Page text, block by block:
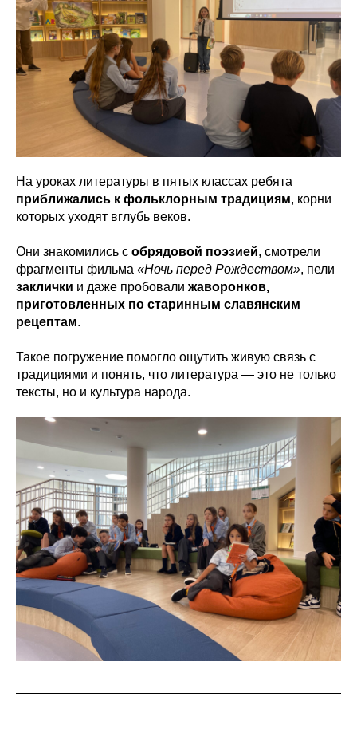
На уроках литературы в пятых классах ребята
приближались к фольклорным традициям, корни
которых уходят вглубь веков.
Они знакомились с обрядовой поэзией, смотрели
фрагменты фильма «Ночь перед Рождеством», пели
заклички и даже пробовали жаворонков,
приготовленных по старинным славянским
рецептам.
Такое погружение помогло ощутить живую связь с
традициями и понять, что литература — это не только
тексты, но и культура народа.